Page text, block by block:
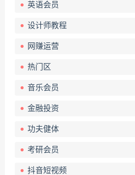
英语会员
设计师教程
网赚运营
热门区
音乐会员
金融投资
功夫健体
考研会员
抖音短视频